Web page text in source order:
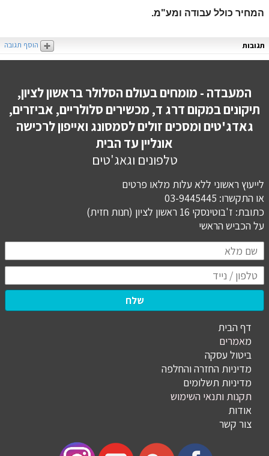
המחיר כולל עבודה ומע"מ.
תגובות הוסף תגובה
המעבדה - מומחים בעולם הסלולר בראשון לציון,
תיקונים במקום דרג ד, מכשירים סלולריים, אביזרים,
גאדג'טים ומסכים זולים לסמסונג ואייפון לרכישה
אונליין עד הבית
טלפונים וגאג'טים
לייעוץ ראשוני ללא עלות מלאו פרטים
או התקשרו: 03-9445445
כתובת: ז'בוטינסקי 16 ראשון לציון (חנות חזית)
​​​​​​​על הכביש הראשי
שלח
דף הבית
מאמרים
ביטול עסקה
מדיניות החזרה והחלפה
מדיניות תשלומים
תקנות ותנאי השימוש
אודות
צור קשר